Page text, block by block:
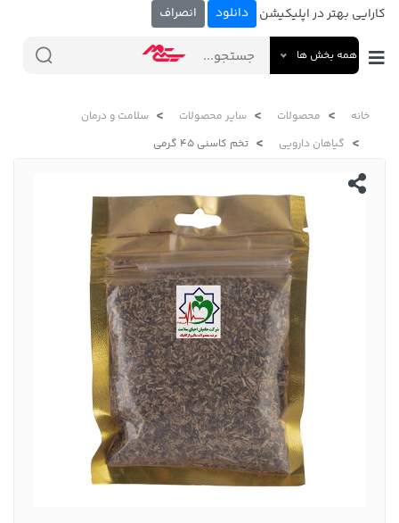
کارایی بهتر در اپلیکیشن دانلود انصراف
همه بخش ها
خانه محصولات سایر محصولات
سلامت و درمان
گیاهان دارویی
تخم کاسنی 45 گرمی